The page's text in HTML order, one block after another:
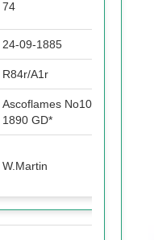
74
24-09-1885
R84r/A1r
Ascoflames No103, 1886-
1890 GD*
W.Martin